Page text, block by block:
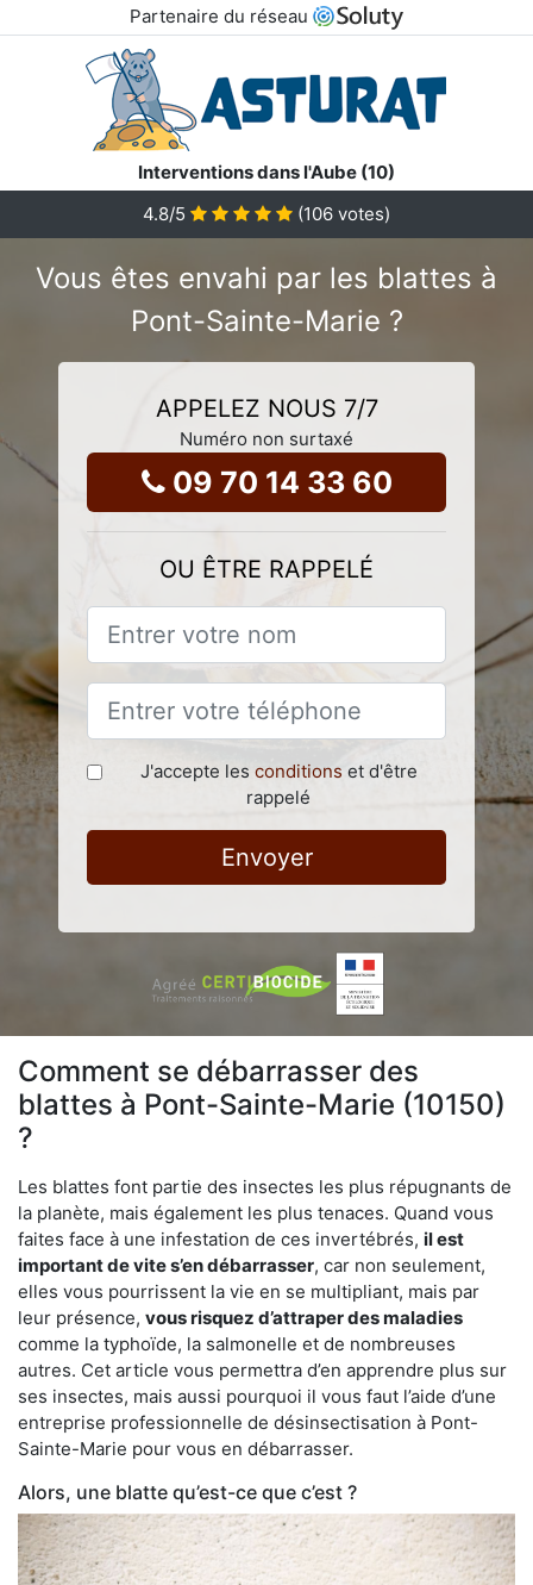
Partenaire du réseau
Interventions dans l'Aube (10)
4.8/5 (106 votes)
Vous êtes envahi par les blattes à
Pont-Sainte-Marie ?
APPELEZ NOUS 7/7
Numéro non surtaxé
09 70 14 33 60
OU ÊTRE RAPPELÉ
J'accepte les conditions et d'être
rappelé
Envoyer
Comment se débarrasser des
blattes à Pont-Sainte-Marie (10150)
?
Les blattes font partie des insectes les plus répugnants de
la planète, mais également les plus tenaces. Quand vous
faites face à une infestation de ces invertébrés, il est
important de vite s’en débarrasser, car non seulement,
elles vous pourrissent la vie en se multipliant, mais par
leur présence, vous risquez d’attraper des maladies
comme la typhoïde, la salmonelle et de nombreuses
autres. Cet article vous permettra d’en apprendre plus sur
ses insectes, mais aussi pourquoi il vous faut l’aide d’une
entreprise professionnelle de désinsectisation à Pont-
Sainte-Marie pour vous en débarrasser.
Alors, une blatte qu’est-ce que c’est ?